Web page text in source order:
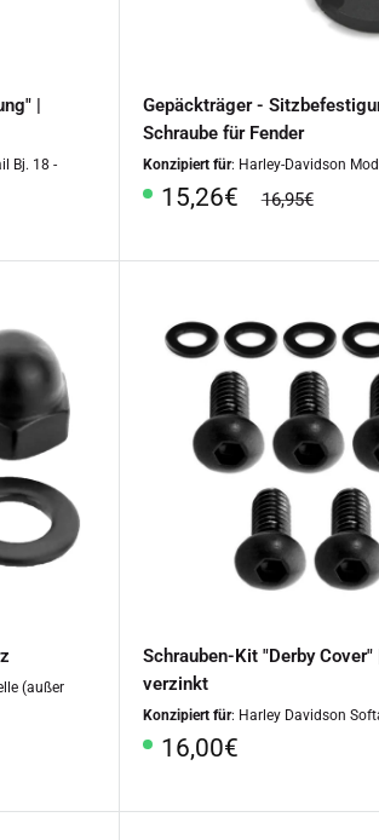
|
Bj. 18 -
Gepäckträger -
Schraube für Fender
Konzipiert für: Harley-Davidson
Sonderpreis
15,26€ Normalpreis
16,95€
(außer
Schrauben-Kit "Derby
verzinkt
Konzipiert für: Harley Davidson
Sonderpreis
16,00€